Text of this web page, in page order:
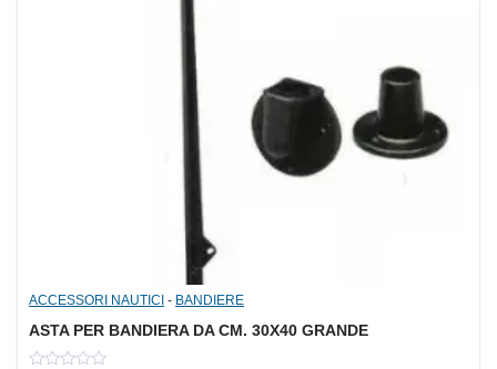
ACCESSORI NAUTICI - BANDIERE
ASTA PER BANDIERA DA CM. 30X40 GRANDE